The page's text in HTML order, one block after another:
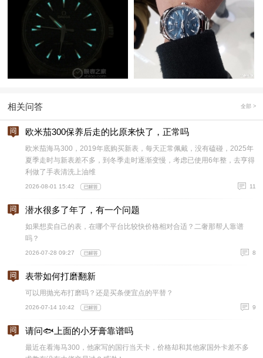
相关问答 全部 >
欧米茄300保养后走的比原来快了，正常吗
欧米茄海马300，2019年底购买新表，每天正常佩戴，没有磕碰，2025年
夏季走时与新表差不多，到冬季走时逐渐变慢，考虑已使用6年整，去亨得
利做了手表清洗上油维
2026-08-01 15:42 11
潜水很多了年了，有一个问题
如果想卖自己的表，在哪个平台比较快价格相对合适？二奢那帮人靠谱
吗？
2026-07-28 09:27 8
表带如何打磨翻新
可以用抛光布打磨吗？还是买条便宜点的平替？
2026-07-14 10:42 9
请问🐟上面的小牙膏靠谱吗
最近在看海马300，他家写的国行当天卡，价格却和其他家国外卡差不多